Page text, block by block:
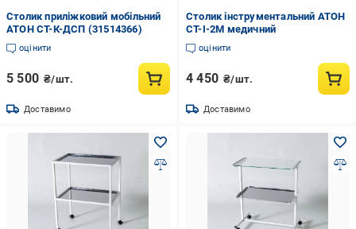
Столик приліжковий мобільний
АТОН СТ-К-ДСП (31514366)
оцінити
5 500 ₴/шт.
Доставимо
Столик інструментальний АТОН
СТ-І-2М медичний
оцінити
4 450 ₴/шт.
Доставимо